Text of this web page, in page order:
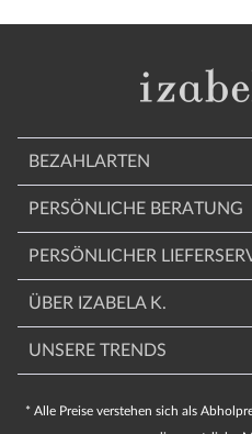
BEZAHLARTEN
PERSÖNLICHE BERATUNG
PERSÖNLICHER
ÜBER IZABELA K.
UNSERE TRENDS
* Alle Preise verstehen sich als